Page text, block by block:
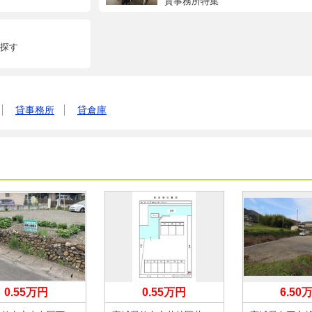
す
貸事務所 貸倉庫
0.55万円 0.55万円 6.50